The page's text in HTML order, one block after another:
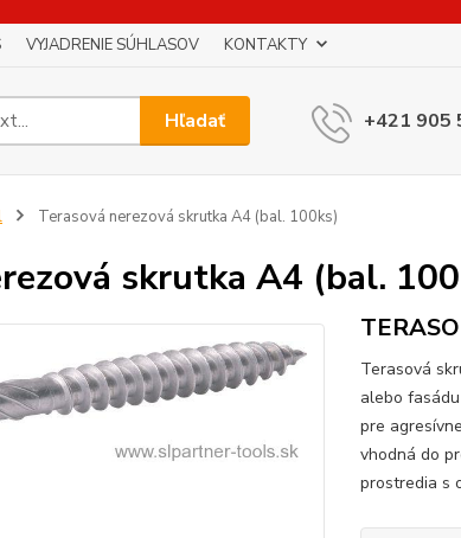
VYJADRENIE SÚHLASOV KONTAKTY
Hľadať +421 905
Terasová nerezová skrutka A4 (bal. 100ks)
skrutka A4 (bal.
Terasová
alebo
pre
vhodná do
prostredia s